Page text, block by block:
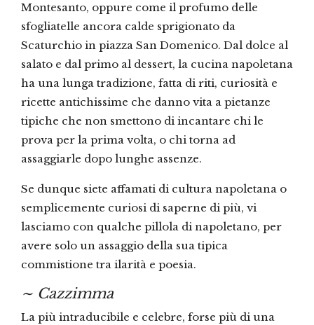
Montesanto, oppure come il profumo delle
sfogliatelle ancora calde sprigionato da
Scaturchio in piazza San Domenico. Dal dolce al
salato e dal primo al dessert, la cucina napoletana
ha una lunga tradizione, fatta di riti, curiosità e
ricette antichissime che danno vita a pietanze
tipiche che non smettono di incantare chi le
prova per la prima volta, o chi torna ad
assaggiarle dopo lunghe assenze.
Se dunque siete affamati di cultura napoletana o
semplicemente curiosi di saperne di più, vi
lasciamo con qualche pillola di napoletano, per
avere solo un assaggio della sua tipica
commistione tra ilarità e poesia.
∼ Cazzimma
La più intraducibile e celebre, forse più di una